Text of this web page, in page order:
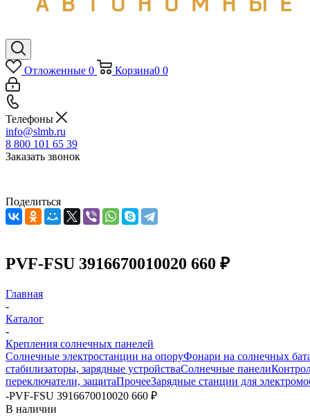
Отложенные 0 Корзина0 0
Телефоны
info@slmb.ru
8 800 101 65 39
Заказать звонок
Поделиться
PVF-FSU 3916670010020 660 ₽
Главная
-
Каталог
-
Крепления солнечных панелей
Солнечные электростанции на опоруФонари на солнечных
стабилизаторы, зарядные устройстваСолнечные панели
переключатели, защитаПрочееЗарядные станции для
-PVF-FSU 3916670010020 660 ₽
В наличии